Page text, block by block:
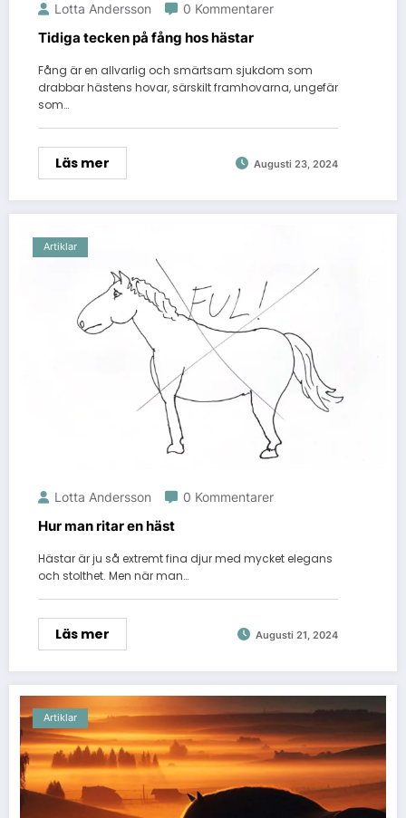
Lotta Andersson 0 Kommentarer
Tidiga tecken på fång hos hästar
Fång är en allvarlig och smärtsam sjukdom som
drabbar hästens hovar, särskilt framhovarna, ungefär
som…
Läs mer Augusti 23, 2024
Artiklar
Lotta Andersson 0 Kommentarer
Hur man ritar en häst
Hästar är ju så extremt fina djur med mycket elegans
och stolthet. Men när man…
Läs mer Augusti 21, 2024
Artiklar